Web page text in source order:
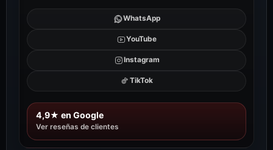
WhatsApp
YouTube
Instagram
TikTok
4,9★ en Google
Ver reseñas de clientes